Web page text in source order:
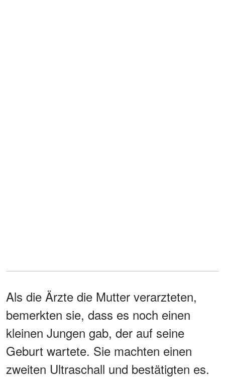
Als die Ärzte die Mutter verarzteten,
bemerkten sie, dass es noch einen
kleinen Jungen gab, der auf seine
Geburt wartete. Sie machten einen
zweiten Ultraschall und bestätigten es.